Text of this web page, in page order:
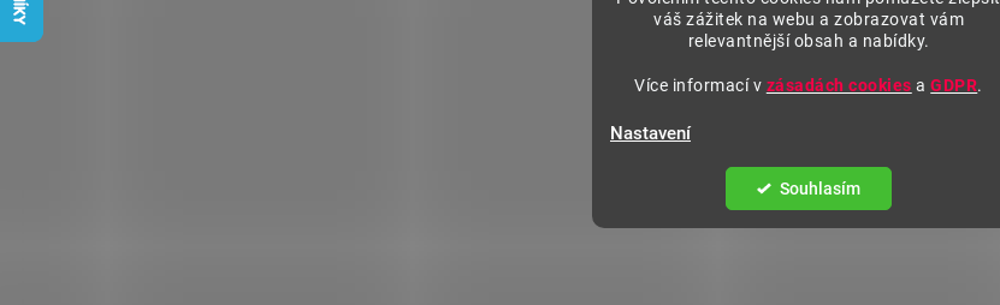
váš zážitek na webu a zobrazovat vám
relevantnější obsah a nabídky.
Více informací v zásadách cookies aGDPR.
Nastavení
Souhlasím